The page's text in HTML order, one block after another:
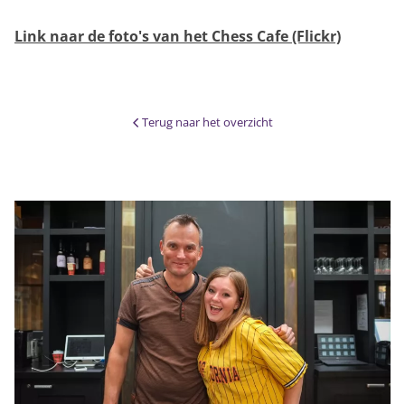
Link naar de foto's van het Chess Cafe (Flickr)
Terug naar het overzicht